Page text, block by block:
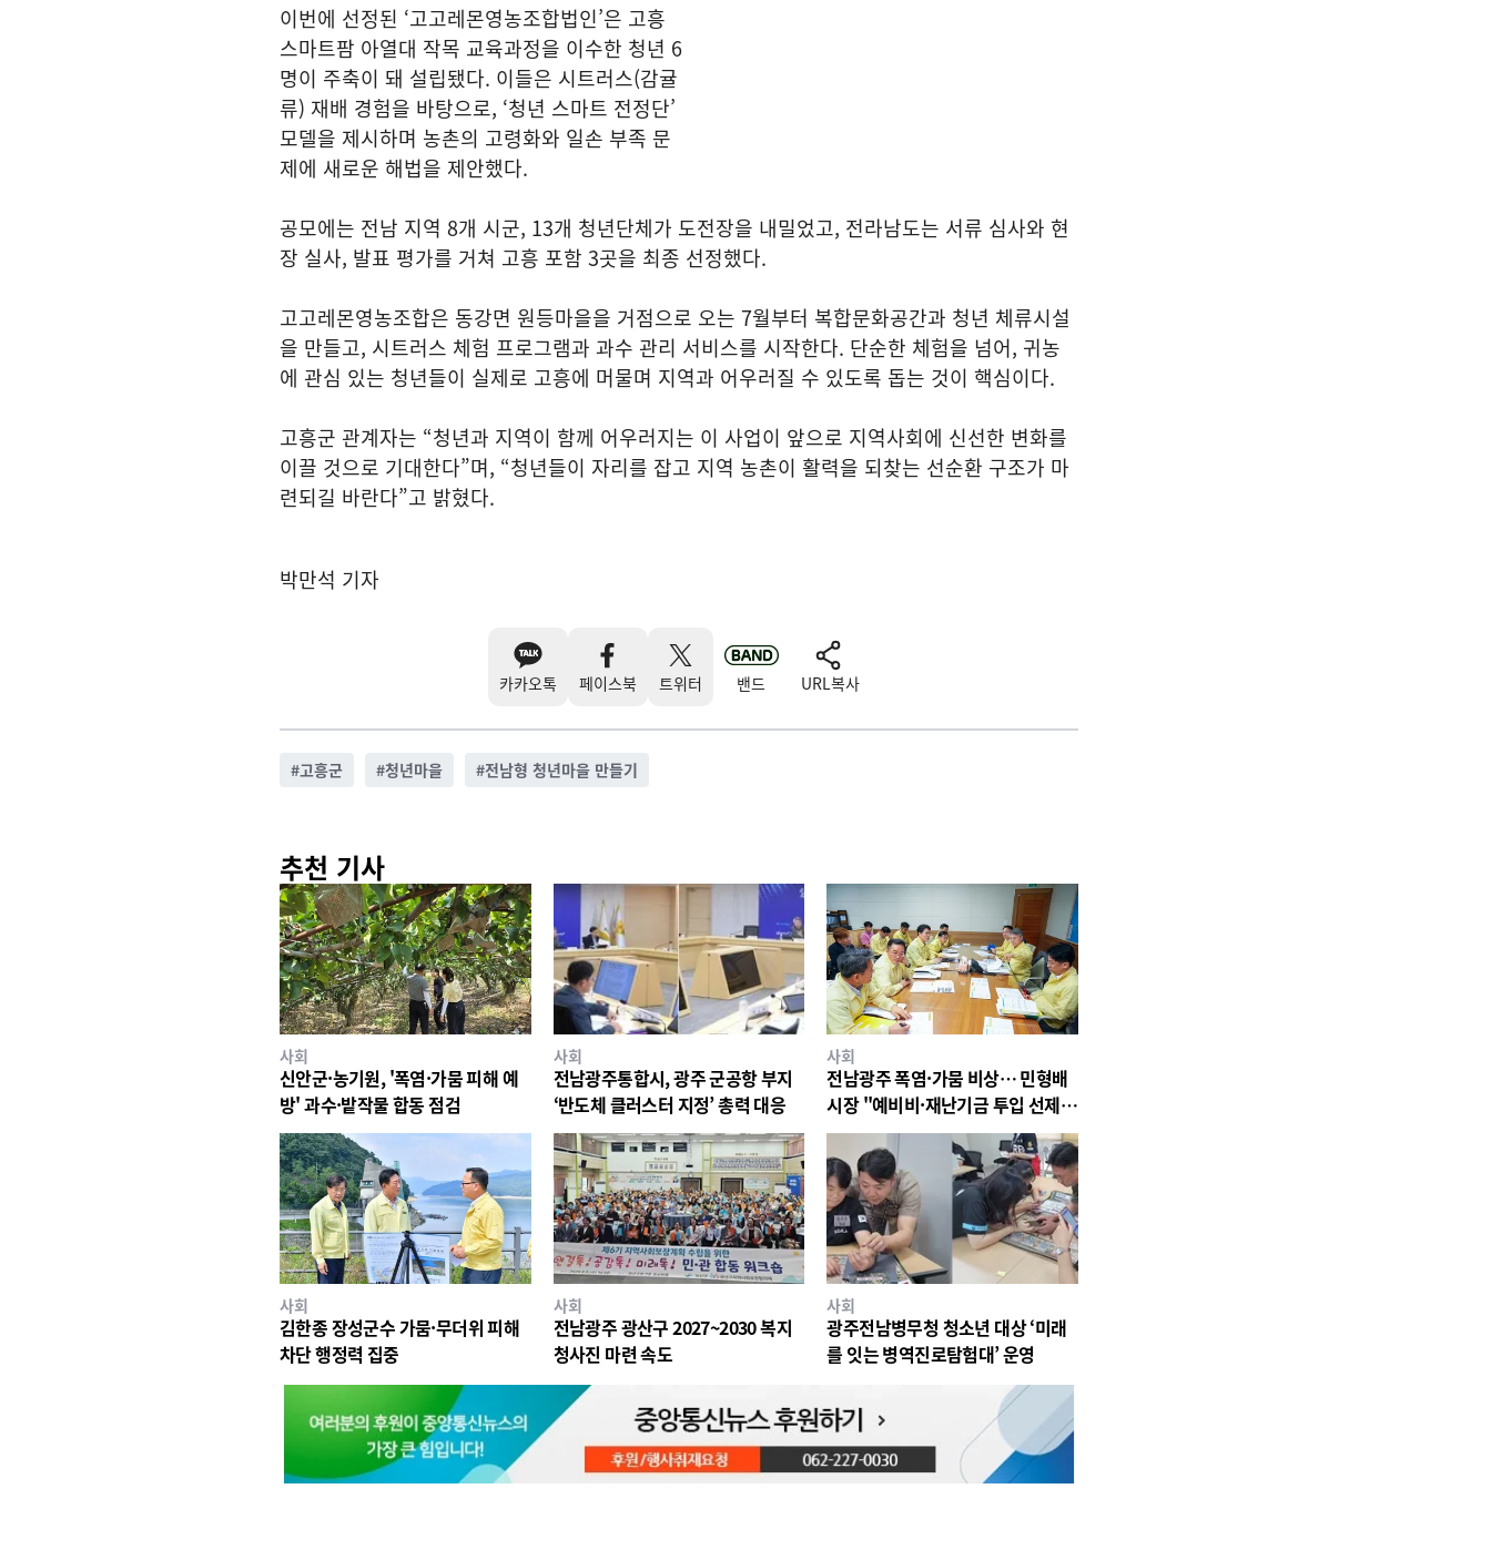
이번에 선정된 ‘고고레몬영농조합법인’은 고흥
스마트팜 아열대 작목 교육과정을 이수한 청년 6
명이 주축이 돼 설립됐다. 이들은 시트러스(감귤
류) 재배 경험을 바탕으로, ‘청년 스마트 전정단’
모델을 제시하며 농촌의 고령화와 일손 부족 문
제에 새로운 해법을 제안했다.
공모에는 전남 지역 8개 시군, 13개 청년단체가 도전장을 내밀었고, 전라남도는 서류 심사와 현
장 실사, 발표 평가를 거쳐 고흥 포함 3곳을 최종 선정했다.
고고레몬영농조합은 동강면 원등마을을 거점으로 오는 7월부터 복합문화공간과 청년 체류시설
을 만들고, 시트러스 체험 프로그램과 과수 관리 서비스를 시작한다. 단순한 체험을 넘어, 귀농
에 관심 있는 청년들이 실제로 고흥에 머물며 지역과 어우러질 수 있도록 돕는 것이 핵심이다.
고흥군 관계자는 “청년과 지역이 함께 어우러지는 이 사업이 앞으로 지역사회에 신선한 변화를
이끌 것으로 기대한다”며, “청년들이 자리를 잡고 지역 농촌이 활력을 되찾는 선순환 구조가 마
련되길 바란다”고 밝혔다.
박만석 기자
카카오톡 페이스북 트위터 밴드 URL복사
#고흥군 #청년마을 #전남형 청년마을 만들기
추천 기사
사회
신안군·농기원, '폭염·가뭄 피해 예
방' 과수·밭작물 합동 점검
사회
전남광주통합시, 광주 군공항 부지
‘반도체 클러스터 지정’ 총력 대응
사회
전남광주 폭염·가뭄 비상… 민형배
시장 "예비비·재난기금 투입 선제
대응"
사회
김한종 장성군수 가뭄·무더위 피해
차단 행정력 집중
사회
전남광주 광산구 2027~2030 복지
청사진 마련 속도
사회
광주전남병무청 청소년 대상 ‘미래
를 잇는 병역진로탐험대’ 운영